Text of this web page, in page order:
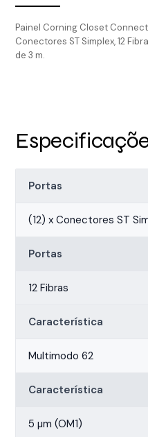
Painel Corning Closet
Conectores ST Simplex, 12
de 3 m.
Portas
(12) x Conectores ST
Portas
12 Fibras
Característica
Multimodo 62
Característica
5 µm (OM1)